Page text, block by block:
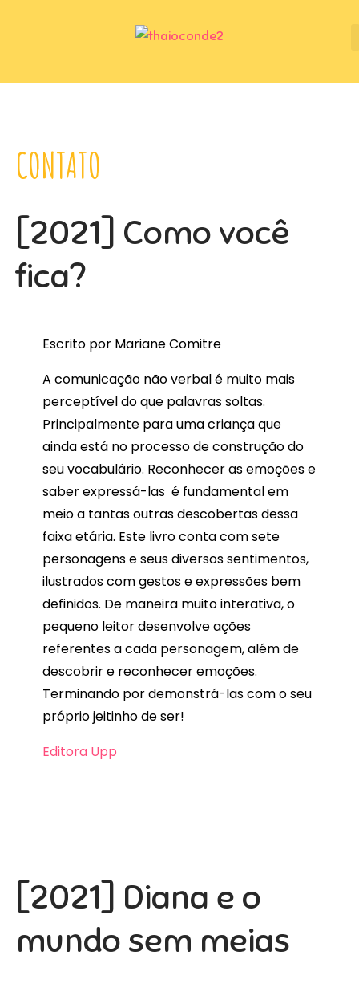
CONTATO
[2021] Como você
fica?
Escrito por Mariane Comitre
A comunicação não verbal é muito mais
perceptível do que palavras soltas.
Principalmente para uma criança que
ainda está no processo de construção do
seu vocabulário. Reconhecer as emoções e
saber expressá-las é fundamental em
meio a tantas outras descobertas dessa
faixa etária. Este livro conta com sete
personagens e seus diversos sentimentos,
ilustrados com gestos e expressões bem
definidos. De maneira muito interativa, o
pequeno leitor desenvolve ações
referentes a cada personagem, além de
descobrir e reconhecer emoções.
Terminando por demonstrá-las com o seu
próprio jeitinho de ser!
Editora Upp
[2021] Diana e o
mundo sem meias